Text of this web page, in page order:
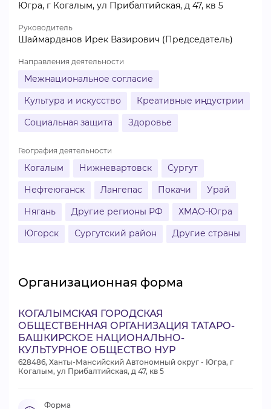
Югра, г Когалым, ул Прибалтийская, д 47, кв 5
Руководитель
Шаймарданов Ирек Вазирович (Председатель)
Направления деятельности
Межнациональное согласие
Культура и искусство
Креативные индустрии
Социальная защита
Здоровье
География деятельности
Когалым Нижневартовск
Сургут
Нефтеюганск
Лангепас Покачи
Урай
Нягань
Другие регионы РФ
ХМАО-Югра
Югорск
Сургутский район Другие страны
Организационная форма
КОГАЛЫМСКАЯ ГОРОДСКАЯ
ОБЩЕСТВЕННАЯ ОРГАНИЗАЦИЯ ТАТАРО-
БАШКИРСКОЕ НАЦИОНАЛЬНО-
КУЛЬТУРНОЕ ОБЩЕСТВО НУР
628486, Ханты-Мансийский Автономный округ - Югра, г
Когалым, ул Прибалтийская, д 47, кв 5
Форма